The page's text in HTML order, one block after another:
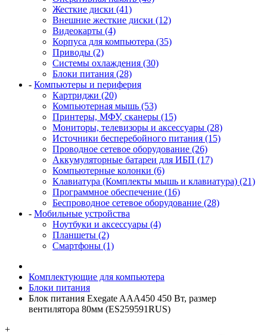
Жесткие диски (41)
Внешние жесткие диски (12)
Видеокарты (4)
Корпуса для компьютера (35)
Приводы (2)
Системы охлаждения (30)
Блоки питания (28)
- Компьютеры и периферия
Картриджи (20)
Компьютерная мышь (53)
Принтеры, МФУ, сканеры (15)
Мониторы, телевизоры и аксессуары (28)
Источники бесперебойного питания (15)
Проводное сетевое оборудование (26)
Аккумуляторные батареи для ИБП (17)
Компьютерные колонки (6)
Клавиатура (Комплекты мышь и клавиатура) (21)
Программное обеспечение (16)
Беспроводное сетевое оборудование (28)
- Мобильные устройства
Ноутбуки и аксессуары (4)
Планшеты (2)
Смартфоны (1)
Комплектующие для компьютера
Блоки питания
Блок питания Exegate AAA450 450 Вт, размер
вентилятора 80мм (ES259591RUS)
+